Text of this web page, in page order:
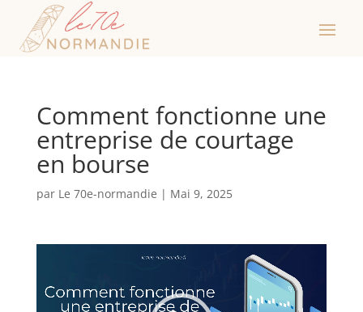
Comment fonctionne une
entreprise de courtage
en bourse
par Le 70e-normandie | Mai 9, 2025